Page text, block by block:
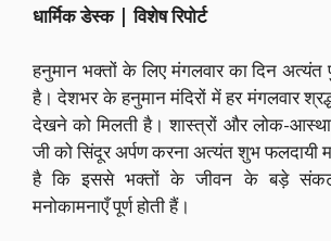
धार्मिक डेस्क | विशेष रिपोर्ट
हनुमान भक्तों के लिए मंगलवार का दिन अत्यंत
है। देशभर के हनुमान मंदिरों में हर मंगलवार
देखने को मिलती है। शास्त्रों और लोक-
जी को सिंदूर अर्पण करना अत्यंत शुभ फलदायी
है कि इससे भक्तों के जीवन के बड़े
मनोकामनाएँ पूर्ण होती हैं।